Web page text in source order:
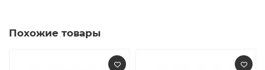
Похожие товары